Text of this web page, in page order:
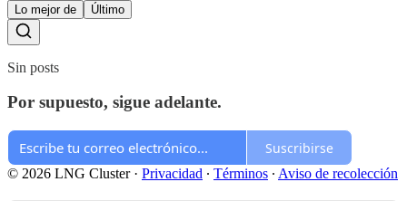
Lo mejor de Último
Sin posts
Por supuesto, sigue adelante.
Suscribirse
© 2026 LNG Cluster· Privacidad ∙ Términos ∙ Aviso de recolección